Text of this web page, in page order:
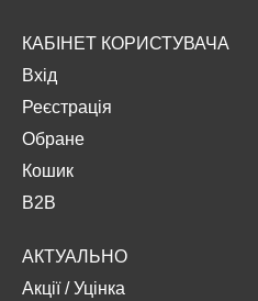
КАБІНЕТ КОРИСТУВАЧА
Вхід
Реєстрація
Обране
Кошик
B2B
АКТУАЛЬНО
Акції/Уцінка